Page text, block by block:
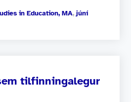
in Education, MA, júní
tilfinningalegur